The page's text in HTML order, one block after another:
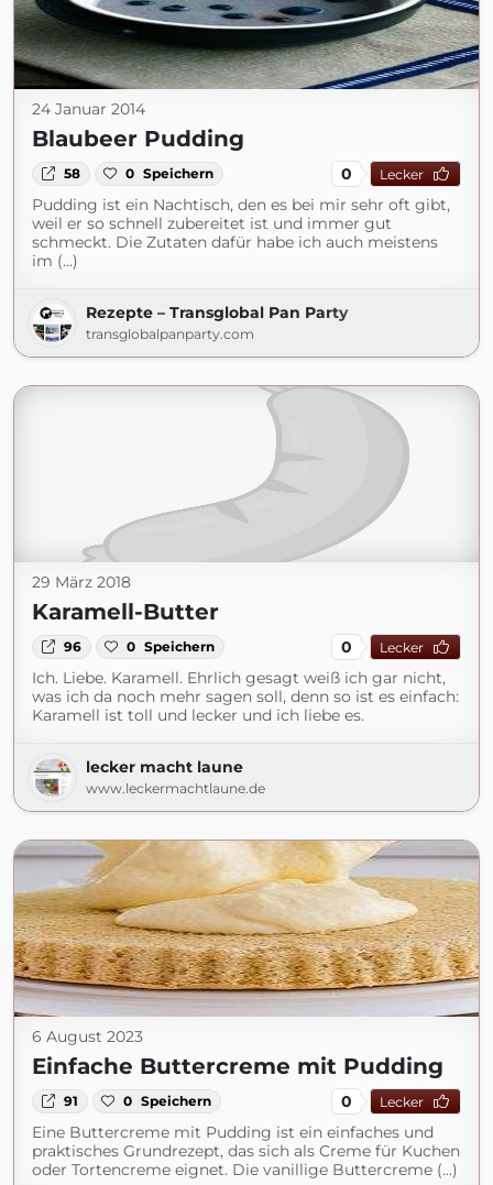
24 Januar 2014
Blaubeer Pudding
58 0 Speichern 0 Lecker
Pudding ist ein Nachtisch, den es bei mir sehr oft gibt,
weil er so schnell zubereitet ist und immer gut
schmeckt. Die Zutaten dafür habe ich auch meistens
im (...)
Rezepte – Transglobal Pan Party
transglobalpanparty.com
29 März 2018
Karamell-Butter
96 0 Speichern 0 Lecker
Ich. Liebe. Karamell. Ehrlich gesagt weiß ich gar nicht,
was ich da noch mehr sagen soll, denn so ist es einfach:
Karamell ist toll und lecker und ich liebe es.
lecker macht laune
www.leckermachtlaune.de
6 August 2023
Einfache Buttercreme mit Pudding
91 0 Speichern 0 Lecker
Eine Buttercreme mit Pudding ist ein einfaches und
praktisches Grundrezept, das sich als Creme für Kuchen
oder Tortencreme eignet. Die vanillige Buttercreme (...)